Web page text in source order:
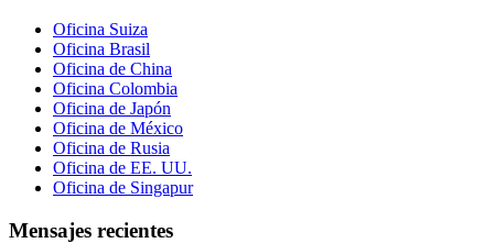
Oficina Suiza
Oficina Brasil
Oficina de China
Oficina Colombia
Oficina de Japón
Oficina de México
Oficina de Rusia
Oficina de EE. UU.
Oficina de Singapur
Mensajes recientes